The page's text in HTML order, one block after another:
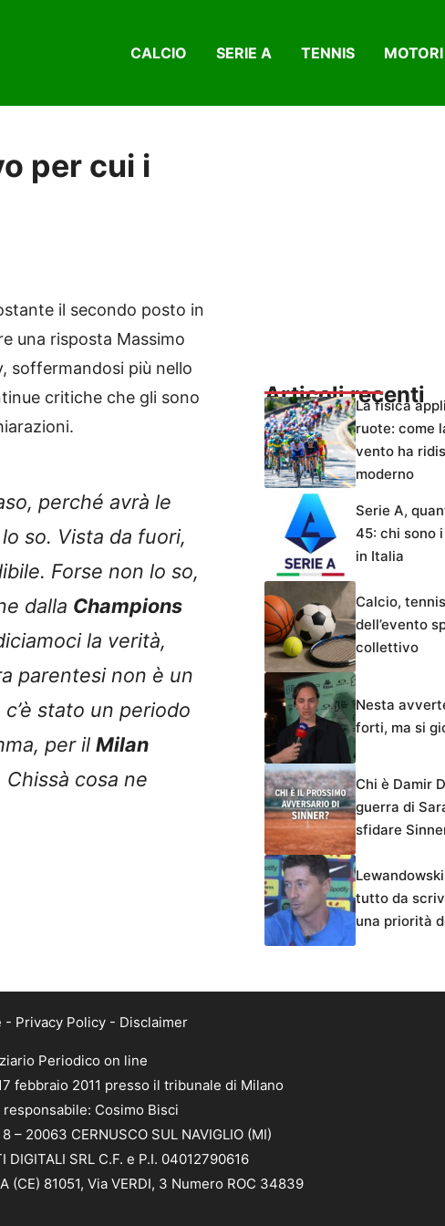
CALCIO SERIE A TENNIS MOTORI
per cui i
il secondo posto in
una risposta Massimo
soffermandosi più nello
critiche che gli sono
perché avrà le
so. Vista da fuori,
Forse non lo so,
dalla Champions
la verità,
parentesi non è un
stato un periodo
per il Milan
Chissà cosa ne
Articoli recenti
La fisica
ruote: come
vento ha
moderno
Serie A,
45: chi sono
in Italia
Calcio,
dell’evento
collettivo
Nesta
forti, ma si
Chi è Damir
guerra di
sfidare
tutto da
una priorità
- Privacy Policy- Disclaimer
Periodico on line
febbraio 2011 presso il tribunale di Milano
Cosimo Bisci
– 20063 CERNUSCO SUL NAVIGLIO (MI)
DIGITALI SRL C.F. e P.I. 04012790616
(CE) 81051, Via VERDI, 3 Numero ROC 34839